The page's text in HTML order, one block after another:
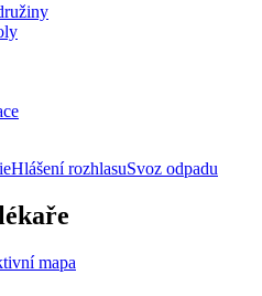
Hlášení rozhlasuSvoz odpadu
mapa